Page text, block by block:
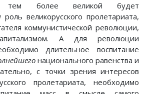
тем более великой будет
роль великорусского пролетариата,
коммунистической революции,
А для революции
длительное воспитание
национального равенства и
с точки зрения интересов
пролетариата, необходимо